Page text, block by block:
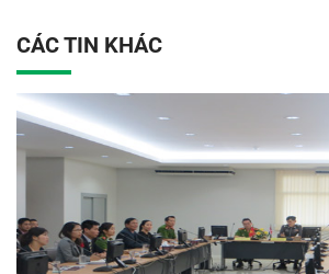
CÁC TIN KHÁC